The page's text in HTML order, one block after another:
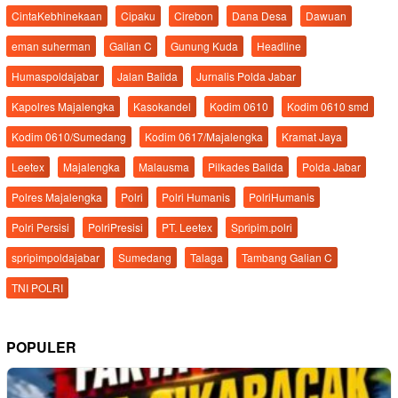
CintaKebhinekaan Cipaku Cirebon Dana Desa
Dawuan
eman suherman
Galian C Gunung Kuda
Headline
Humaspoldajabar
Jalan Balida
Jurnalis Polda Jabar
Kapolres Majalengka
Kasokandel Kodim 0610
Kodim 0610 smd
Kodim 0610/Sumedang
Kodim 0617/Majalengka
Kramat Jaya
Leetex
Majalengka Malausma Pilkades Balida
Polda Jabar
Polres Majalengka
Polri Polri Humanis
PolriHumanis
Polri Persisi
PolriPresisi PT. Leetex
Spripim.polri
spripimpoldajabar
Sumedang Talaga
Tambang Galian C
TNI POLRI
POPULER